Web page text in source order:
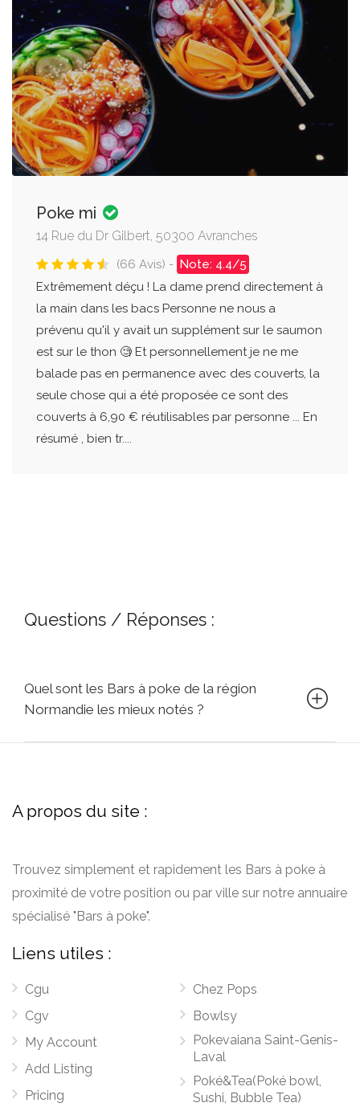
Poke mi
14 Rue du Dr Gilbert, 50300 Avranches
(66 Avis) - Note: 4.4/5
Extrêmement déçu ! La dame prend directement à
la main dans les bacs Personne ne nous a
prévenu qu'il y avait un supplément sur le saumon
est sur le thon 🧐 Et personnellement je ne me
balade pas en permanence avec des couverts, la
seule chose qui a été proposée ce sont des
couverts à 6,90 € réutilisables par personne ... En
résumé , bien tr....
Questions / Réponses :
Quel sont les Bars à poke de la région
Normandie les mieux notés ?
A propos du site :
Trouvez simplement et rapidement les Bars à poke à
proximité de votre position ou par ville sur notre annuaire
spécialisé "Bars à poke".
Liens utiles :
Cgu
Cgv
My Account
Add Listing
Pricing
Chez Pops
Bowlsy
Pokevaiana Saint-Genis-
Laval
Poké&Tea(Poké bowl,
Sushi, Bubble Tea)